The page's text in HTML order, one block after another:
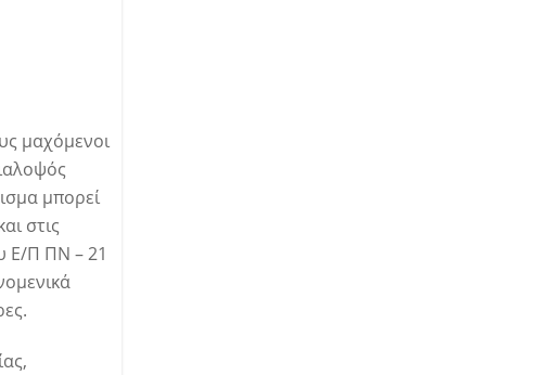
μαχόμενοι
μπορεί
στις
Ε/Π ΠΝ – 21